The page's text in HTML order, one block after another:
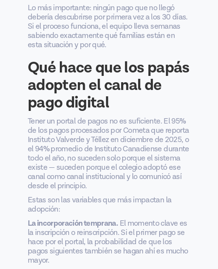
Lo más importante: ningún pago que no llegó
debería descubrirse por primera vez a los 30 días.
Si el proceso funciona, el equipo lleva semanas
sabiendo exactamente qué familias están en
esta situación y por qué.
Qué hace que los papás
adopten el canal de
pago digital
Tener un portal de pagos no es suficiente. El 95%
de los pagos procesados por Cometa que reporta
Instituto Valverde y Téllez en diciembre de 2025, o
el 94% promedio de Instituto Canadiense durante
todo el año, no suceden solo porque el sistema
existe — suceden porque el colegio adoptó ese
canal como canal institucional y lo comunicó así
desde el principio.
Estas son las variables que más impactan la
adopción:
La incorporación temprana.El momento clave es
la inscripción o reinscripción. Si el primer pago se
hace por el portal, la probabilidad de que los
pagos siguientes también se hagan ahí es mucho
mayor.